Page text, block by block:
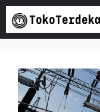
Langsung
isi